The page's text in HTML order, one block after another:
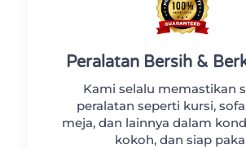
Peralatan Bersih &
Kami selalu memastikan
peralatan seperti kursi,
meja, dan lainnya dalam
kokoh, dan siap